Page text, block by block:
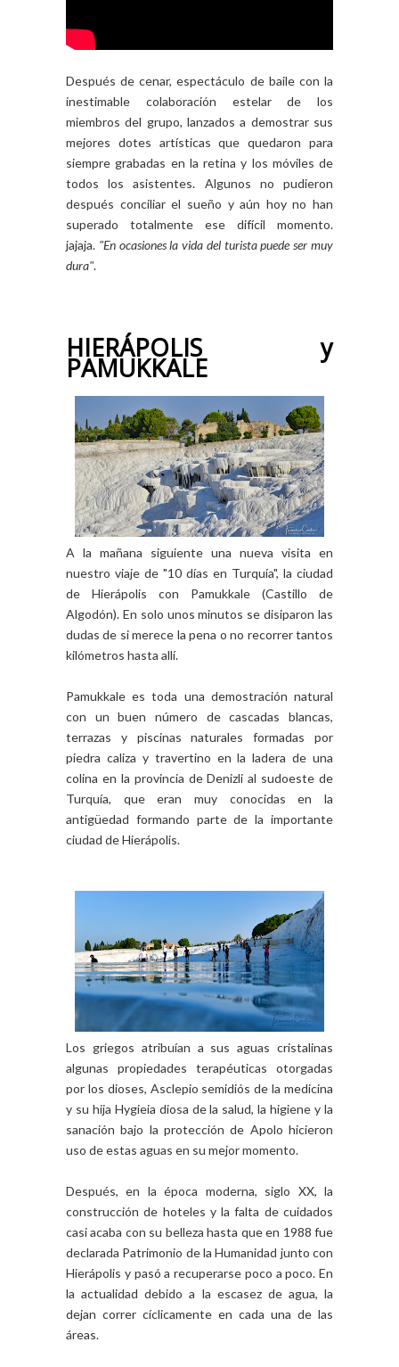
Después de cenar, espectáculo de baile con la
inestimable colaboración estelar de los
miembros del grupo, lanzados a demostrar sus
mejores dotes artísticas que quedaron para
siempre grabadas en la retina y los móviles de
todos los asistentes. Algunos no pudieron
después conciliar el sueño y aún hoy no han
superado totalmente ese difícil momento.
jajaja. "En ocasiones la vida del turista puede ser muy
dura".
HIERÁPOLIS y
PAMUKKALE
A la mañana siguiente una nueva visita en
nuestro viaje de "10 días en Turquía", la ciudad
de Hierápolis con Pamukkale (Castillo de
Algodón). En solo unos minutos se disiparon las
dudas de si merece la pena o no recorrer tantos
kilómetros hasta allí.
Pamukkale es toda una demostración natural
con un buen número de cascadas blancas,
terrazas y piscinas naturales formadas por
piedra caliza y travertino en la ladera de una
colina en la provincia de Denizli al sudoeste de
Turquía, que eran muy conocidas en la
antigüedad formando parte de la importante
ciudad de Hierápolis.
Los griegos atribuían a sus aguas cristalinas
algunas propiedades terapéuticas otorgadas
por los dioses, Asclepio semidiós de la medicina
y su hija Hygieia diosa de la salud, la higiene y la
sanación bajo la protección de Apolo hicieron
uso de estas aguas en su mejor momento.
Después, en la época moderna, siglo XX, la
construcción de hoteles y la falta de cuidados
casi acaba con su belleza hasta que en 1988 fue
declarada Patrimonio de la Humanidad junto con
Hierápolis y pasó a recuperarse poco a poco. En
la actualidad debido a la escasez de agua, la
dejan correr cíclicamente en cada una de las
áreas.